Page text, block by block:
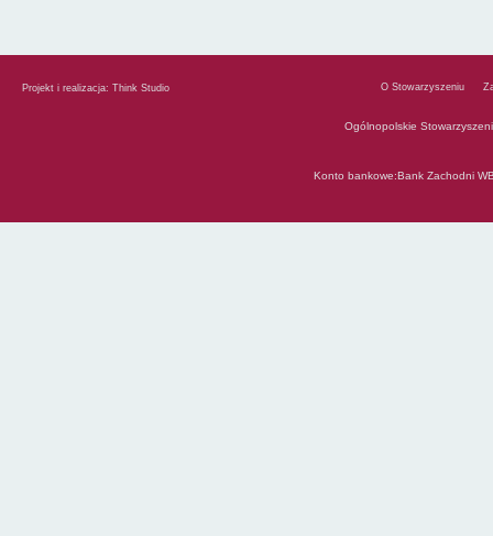
Projekt i realizacja: Think Studio O Stowarzyszeniu
Ogólnopolskie
Konto bankowe:Bank Zachodni